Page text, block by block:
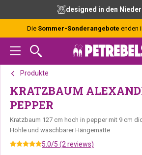
content
designed in den
Die Sommer-Sonderangebote enden
Produkte
KRATZBAUM
PEPPER
Kratzbaum 127 cm hoch in pepper mit 9 cm
Höhle und waschbarer Hängematte
5.0/5 (2 reviews)